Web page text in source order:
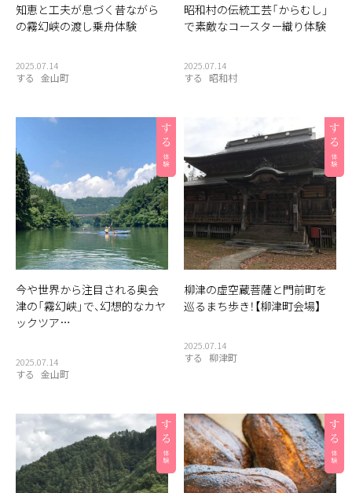
知恵と工夫が息づく昔ながら
の霧幻峡の渡し乗舟体験
2025.07.14
する 金山町
昭和村の伝統工芸「からむし」
で素敵なコースター織り体験
2025.07.14
する 昭和村
今や世界から注目される奥会
津の「霧幻峡」で、幻想的なカヤ
ックツア…
2025.07.14
する 金山町
柳津の虚空蔵菩薩と門前町を
巡るまち歩き！【柳津町会場】
2025.07.14
する 柳津町